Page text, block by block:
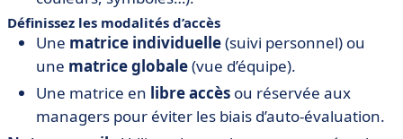
Définissez les modalités d’accès
Une matrice individuelle(suivi personnel) ou
une matrice globale(vue d’équipe).
Une matrice en libre accès ou réservée aux
managers pour éviter les biais d’auto-évaluation.